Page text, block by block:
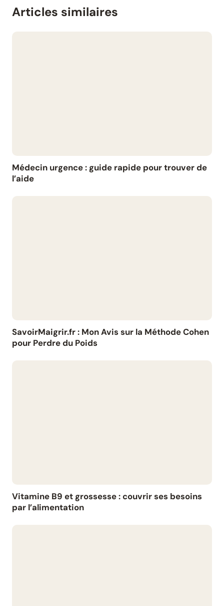
Articles similaires
Médecin urgence : guide rapide pour trouver de
l’aide
SavoirMaigrir.fr : Mon Avis sur la Méthode Cohen
pour Perdre du Poids
Vitamine B9 et grossesse : couvrir ses besoins
par l’alimentation